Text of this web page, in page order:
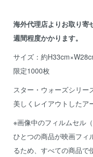
海外代理店よりお取り寄
週間程度かかります。
サイズ：約
限定1000枚
スター・ウォーズシリー
美しくレイアウトしたア
※画像中のフィルムセル
ひとつの商品が映画フィ
るため、すべての商品で